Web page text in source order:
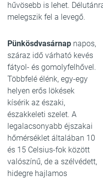
hűvösebb is lehet.
melegszik fel a levegő.
Pünkösdvasárnap napos,
száraz idő várható kevés
fátyol- és gomolyfelhővel.
Többfelé élénk, egy-egy
helyen erős lökések
kísérik az északi,
északkeleti szelet. A
legalacsonyabb éjszakai
hőmérséklet általában 10
és 15 Celsius-fok között
valószínű, de a szélvédett,
hidegre hajlamos